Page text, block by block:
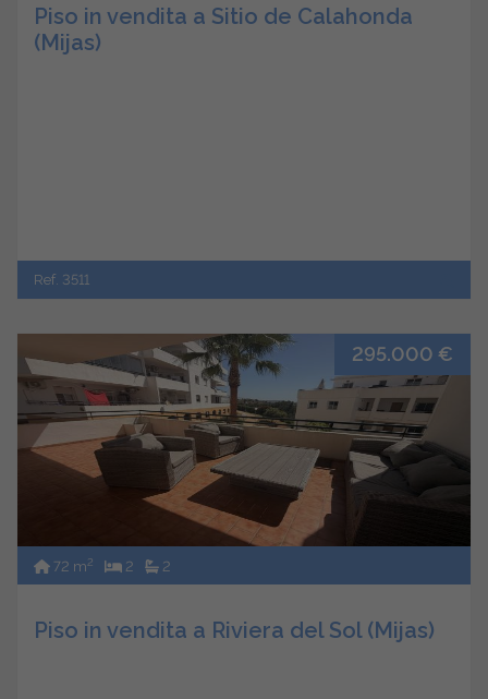
Piso in vendita a Sitio de Calahonda
(Mijas)
Ref. 3511
295.000 €
72 m2 2 2
Piso in vendita a Riviera del Sol (Mijas)